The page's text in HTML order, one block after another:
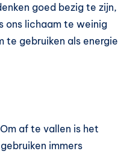
goed bezig te zijn,
ons lichaam te weinig
gebruiken als energie
af te vallen is het
immers